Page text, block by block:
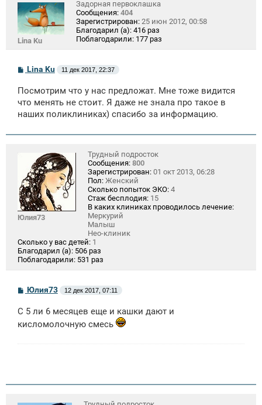
Lina Ku
Задорная первоклашка
Сообщения: 404
Зарегистрирован: 25 июн 2012, 00:58
Благодарил (а): 416 раз
Поблагодарили: 177 раз
С
б
щ
н
е
Lina Ku 11 дек 2017, 22:37
Посмотрим что у нас предложат. Мне тоже видится
что менять не стоит. Я даже не знала про такое в
наших поликлиниках) спасибо за информацию.
Юлия73
Трудный подросток
Сообщения: 800
Зарегистрирован: 01 окт 2013, 06:28
Пол: Женский
Сколько попыток ЭКО: 4
Стаж бесплодия: 15
В каких клиниках проводилось лечение:
Меркурий
Малыш
Нео-клиник
Сколько у вас детей: 1
Благодарил (а): 506 раз
Поблагодарили: 531 раз
С
б
щ
е
Юлия73 12 дек 2017, 07:11
С 5 ли 6 месяцев еще и кашки дают и
кисломолочную смесь